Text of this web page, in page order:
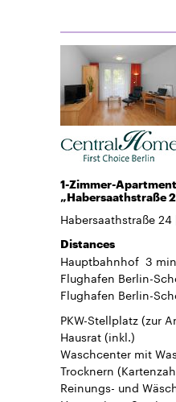
1-Zimmer-
„Habersaathstraße
Habersaathstraße 24
Distances
Hauptbahnhof 3 min
Flughafen Berlin-
Flughafen Berlin-
PKW-Stellplatz(zur
Hausrat(inkl.)
Waschcenter mit
Trocknern
Reinungs- und